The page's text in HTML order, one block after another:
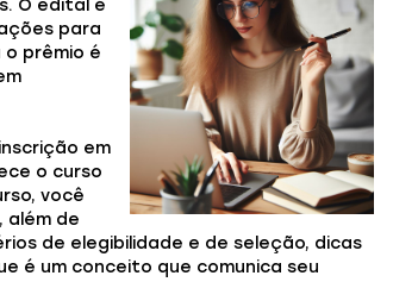
O edital é
para
prêmio é
em
o curso
você
além de
de elegibilidade e de seleção, dicas
é um conceito que comunica seu